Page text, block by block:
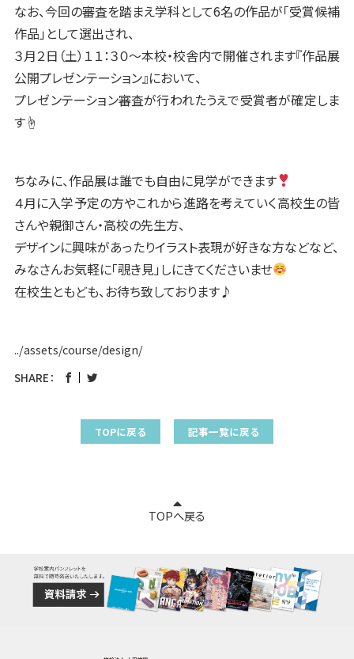
なお、今回の審査を踏まえ学科として6名の作品が「受賞候補
作品」として選出され、
３月２日（土）１１：３０〜本校・校舎内で開催されます『作品展
公開プレゼンテーション』において、
プレゼンテーション審査が行われたうえで受賞者が確定しま
す☝️
ちなみに、作品展は誰でも自由に見学ができます
４月に入学予定の方やこれから進路を考えていく高校生の皆
さんや親御さん・高校の先生方、
デザインに興味があったりイラスト表現が好きな方などなど、
みなさんお気軽に「覗き見」しにきてくださいませ
在校生ともども、お待ち致しております♪
../assets/course/design/
SHARE：
TOPに戻る 記事一覧に戻る
TOPへ戻る